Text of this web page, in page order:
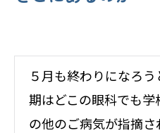
５月も終わりになろ
期はどこの眼科でも
の他のご病気が指摘